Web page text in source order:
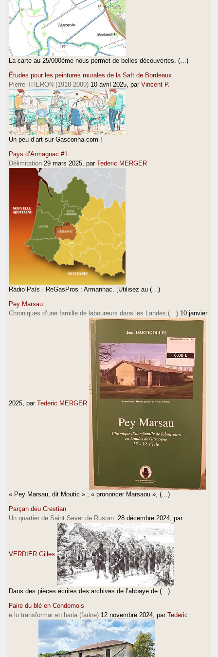
La carte au 25/000ème nous permet de belles découvertes. (…)
Études pour les peintures murales de la Saft de Bordeaux
Pierre THERON (1918-2000) 10 avril 2025 , par Vincent P.
Un peu d’art sur Gasconha.com !
Pays d’Armagnac #1
Délimitation 29 mars 2025 , par Tederic MERGER
Ràdio País · ReGasPros : Armanhac. [Utilisez au (…)
Pey Marsau
Chroniques d’une famille de laboureurs dans les Landes (…) 10 janvier
2025 , par Tederic MERGER
« Pey Marsau, dit Moutic » ; « prononcer Marsaou », (…)
Parçan deu Crestian
Un quartier de Saint Sever de Rustan. 28 décembre 2024 , par
VERDIER Gilles
Dans des pièces écrites des archives de l’abbaye de (…)
Faire du blé en Condomois
e lo transformar en haria (farine) 12 novembre 2024 , par Tederic